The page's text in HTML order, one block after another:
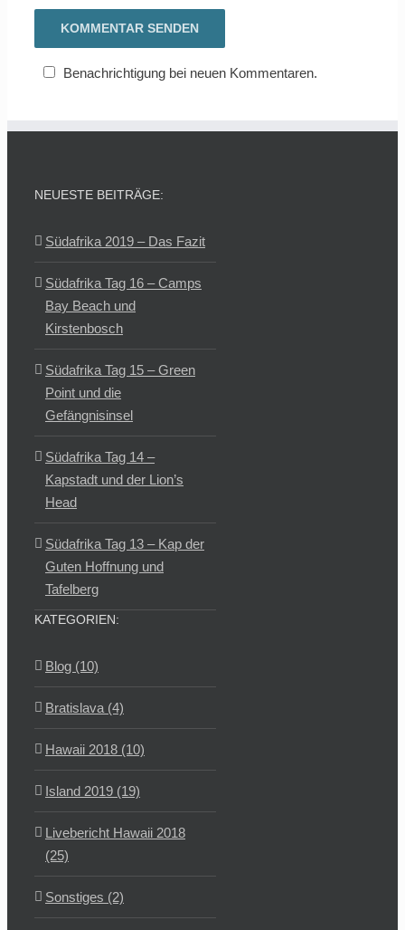
Benachrichtigung bei neuen Kommentaren.
NEUESTE BEITRÄGE:
Südafrika 2019 – Das Fazit
Südafrika Tag 16 – Camps
Bay Beach und
Kirstenbosch
Südafrika Tag 15 – Green
Point und die
Gefängnisinsel
Südafrika Tag 14 –
Kapstadt und der Lion’s
Head
Südafrika Tag 13 – Kap der
Guten Hoffnung und
Tafelberg
KATEGORIEN:
Blog (10)
Bratislava (4)
Hawaii 2018 (10)
Island 2019 (19)
Livebericht Hawaii 2018
(25)
Sonstiges (2)